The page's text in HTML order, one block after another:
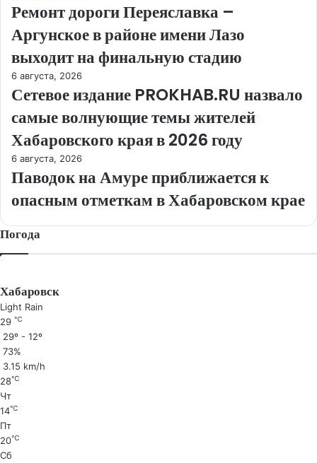
Ремонт дороги Переяславка –
Аргунское в районе имени Лазо
выходит на финальную стадию
6 августа, 2026
Сетевое издание PROKHAB.RU назвало
самые волнующие темы жителей
Хабаровского края в 2026 году
6 августа, 2026
Паводок на Амуре приближается к
опасным отметкам в Хабаровском крае
Погода
Хабаровск
Light Rain
29 ℃
29º - 12º
73%
3.15 km/h
28℃
Чт
14℃
Пт
20℃
Сб